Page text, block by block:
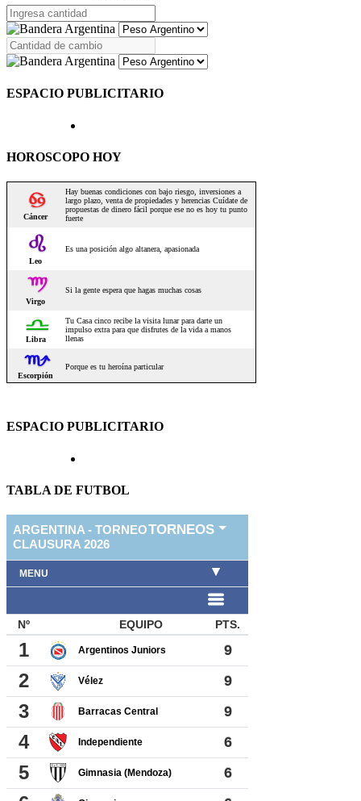
ESPACIO PUBLICITARIO
HOROSCOPO HOY
ESPACIO PUBLICITARIO
TABLA DE FUTBOL